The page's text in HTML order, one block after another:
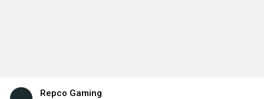
Repco Gaming